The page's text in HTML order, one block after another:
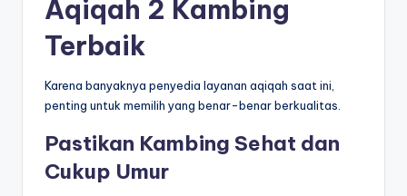
Aqiqah 2 Kambing
Terbaik
Karena banyaknya penyedia layanan aqiqah saat ini,
penting untuk memilih yang benar-benar berkualitas.
Pastikan Kambing Sehat dan
Cukup Umur